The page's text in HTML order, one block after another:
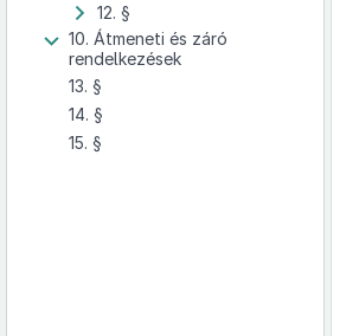
12. §
10. Átmeneti és záró
rendelkezések
13. §
14. §
15. §